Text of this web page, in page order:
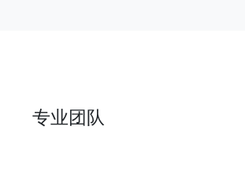
专业团队